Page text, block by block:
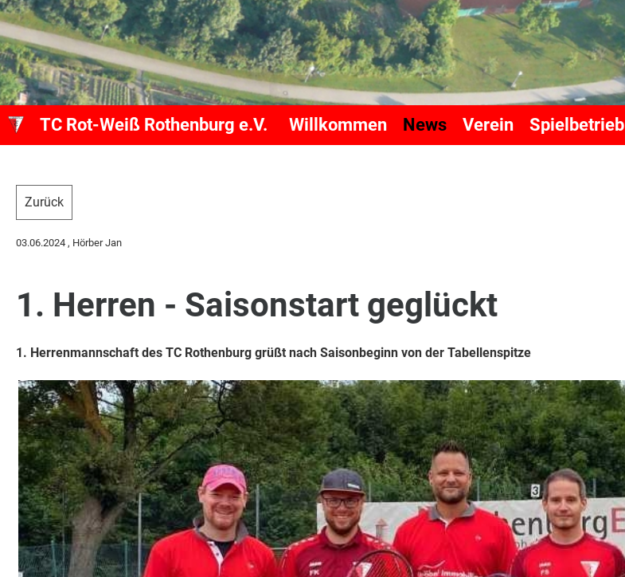
TC Rot-Weiß Rothenburg e.V. Willkommen News Verein Spielbetrieb
Zurück
03.06.2024 , Hörber Jan
1. Herren - Saisonstart geglückt
1. Herrenmannschaft des TC Rothenburg grüßt nach Saisonbeginn von der Tabellenspitze